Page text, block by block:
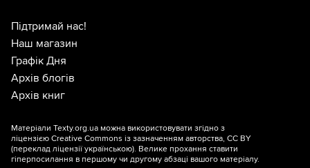
Підтримай нас!
Наш магазин
Графік Дня
Архів блогів
Архів книг
Матеріали Texty.org.ua можна використовувати згідно з
ліцензією Creative Commons із зазначенням авторства, CC BY
(переклад ліцензії українською). Велике прохання ставити
гіперпосилання в першому чи другому абзаці вашого матеріалу.